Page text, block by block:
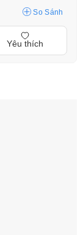
So Sánh
Yêu thích